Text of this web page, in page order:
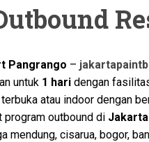
Pangrango –
untuk 1 hari dengan
atau indoor dengan
program outbound di
mendung, cisarua, bogor,